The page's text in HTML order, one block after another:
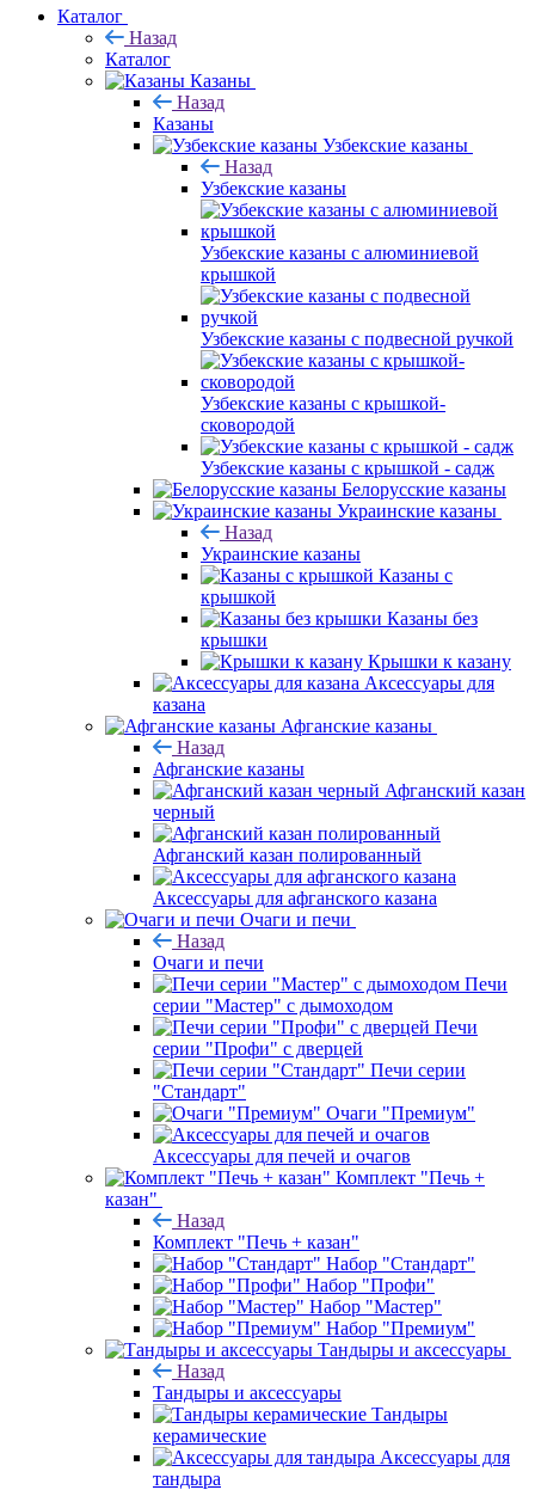
Каталог
Назад
Каталог
Казаны
Назад
Казаны
Узбекские казаны
Назад
Узбекские казаны
Узбекские казаны с алюминиевой
крышкой
Узбекские казаны с подвесной ручкой
Узбекские казаны с крышкой-
сковородой
Узбекские казаны с крышкой - садж
Белорусские казаны
Украинские казаны
Назад
Украинские казаны
Казаны с
крышкой
Казаны без
крышки
Крышки к казану
Аксессуары для
казана
Афганские казаны
Назад
Афганские казаны
Афганский казан
черный
Афганский казан полированный
Аксессуары для афганского казана
Очаги и печи
Назад
Очаги и печи
Печи
серии "Мастер" с дымоходом
Печи
серии "Профи" с дверцей
Печи серии
"Стандарт"
Очаги "Премиум"
Аксессуары для печей и очагов
Комплект "Печь +
казан"
Назад
Комплект "Печь + казан"
Набор "Стандарт"
Набор "Профи"
Набор "Мастер"
Набор "Премиум"
Тандыры и аксессуары
Назад
Тандыры и аксессуары
Тандыры
керамические
Аксессуары для
тандыра